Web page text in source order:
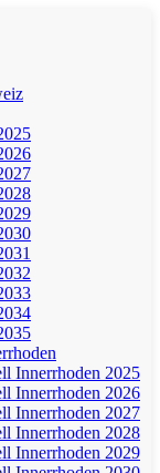
Innerrhoden 2025
Innerrhoden 2026
Innerrhoden 2027
Innerrhoden 2028
Innerrhoden 2029